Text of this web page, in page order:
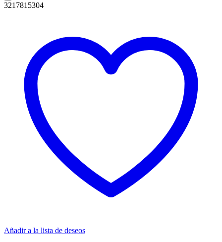
3217815304
Añadir a la lista de deseos